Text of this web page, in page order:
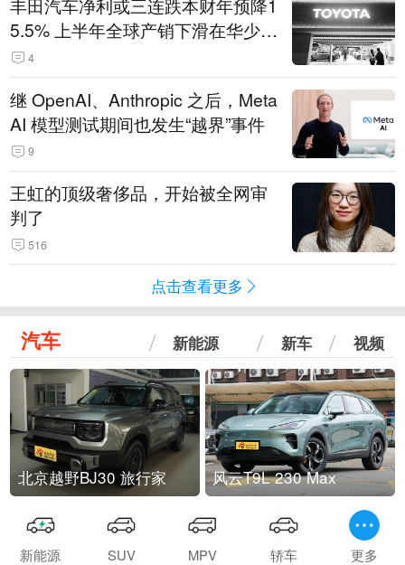
丰田汽车净利或三连跌本财年预降1
5.5% 上半年全球产销下滑在华少卖
14.3万辆
4
继 OpenAI、Anthropic 之后，Meta
AI 模型测试期间也发生“越界”事件
9
王虹的顶级奢侈品，开始被全网审
判了
516
点击查看更多
汽车 新能源 新车 视频
北京越野BJ30 旅行家 风云T9L 230 Max
新能源 SUV MPV 轿车 更多